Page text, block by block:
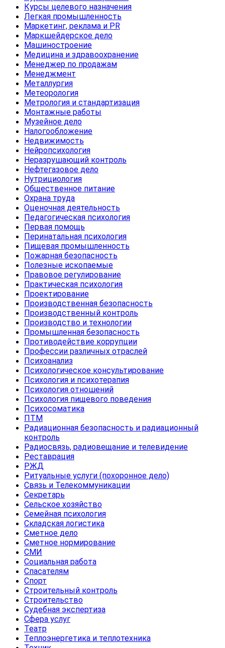
Курсы целевого назначения
Легкая промышленность
Маркетинг, реклама и PR
Маркшейдерское дело
Машиностроение
Медицина и здравоохранение
Менеджер по продажам
Менеджмент
Металлургия
Метеорология
Метрология и стандартизация
Монтажные работы
Музейное дело
Налогообложение
Недвижимость
Нейропсихология
Неразрушающий контроль
Нефтегазовое дело
Нутрициология
Общественное питание
Охрана труда
Оценочная деятельность
Педагогическая психология
Первая помощь
Перинатальная психология
Пищевая промышленность
Пожарная безопасность
Полезные ископаемые
Правовое регулирование
Практическая психология
Проектирование
Производственная безопасность
Производственный контроль
Производство и технологии
Промышленная безопасность
Противодействие коррупции
Профессии различных отраслей
Психоанализ
Психологическое консультирование
Психология и психотерапия
Психология отношений
Психология пищевого поведения
Психосоматика
ПТМ
Радиационная безопасность и радиационный
контроль
Радиосвязь, радиовещание и телевидение
Реставрация
РЖД
Ритуальные услуги (похоронное дело)
Связь и Телекоммуникации
Секретарь
Сельское хозяйство
Семейная психология
Складская логистика
Сметное дело
Сметное нормирование
СМИ
Социальная работа
Спасателям
Спорт
Строительный контроль
Строительство
Судебная экспертиза
Сфера услуг
Театр
Теплоэнергетика и теплотехника